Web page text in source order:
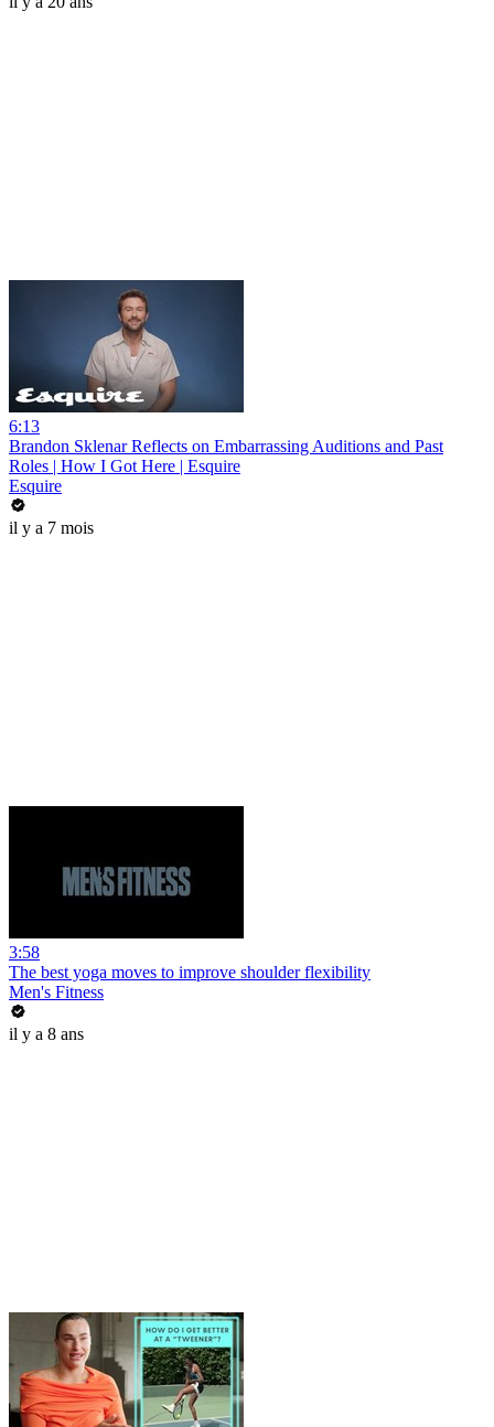
6:13
Brandon Sklenar Reflects on Embarrassing Auditions and Past
Roles | How I Got Here | Esquire
Esquire
il y a 7 mois
3:58
The best yoga moves to improve shoulder flexibility
Men's Fitness
il y a 8 ans